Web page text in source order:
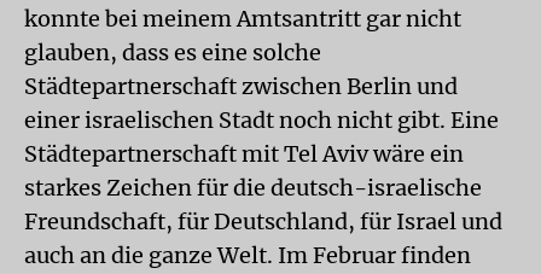
konnte bei meinem Amtsantritt gar nicht
glauben, dass es eine solche
Städtepartnerschaft zwischen Berlin und
einer israelischen Stadt noch nicht gibt. Eine
Städtepartnerschaft mit Tel Aviv wäre ein
starkes Zeichen für die deutsch-israelische
Freundschaft, für Deutschland, für Israel und
auch an die ganze Welt. Im Februar finden